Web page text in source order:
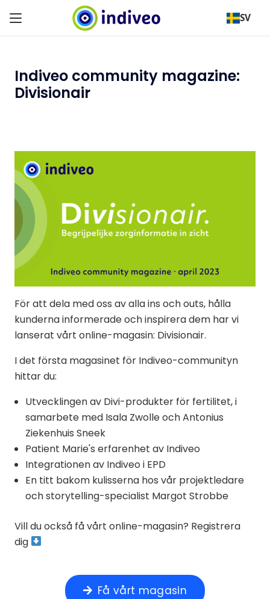
SV
Indiveo community magazine:
Divisionair
För att dela med oss av alla ins och outs, hålla
kunderna informerade och inspirera dem har vi
lanserat vårt online-magasin: Divisionair.
I det första magasinet för Indiveo-communityn
hittar du:
Utvecklingen av Divi-produkter för fertilitet, i
samarbete med Isala Zwolle och Antonius
Ziekenhuis Sneek
Patient Marie's erfarenhet av Indiveo
Integrationen av Indiveo i EPD
En titt bakom kulisserna hos vår projektledare
och storytelling-specialist Margot Strobbe
Vill du också få vårt online-magasin? Registrera
dig
Få vårt magasin